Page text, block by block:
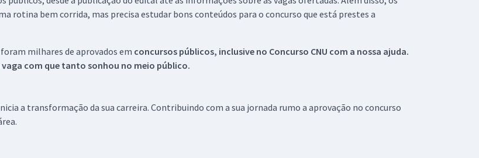
rotina bem corrida, mas precisa estudar bons conteúdos para o concurso que está prestes a
milhares de aprovados em concursos públicos, inclusive no Concurso CNU com a nossa ajuda.
vaga com que tanto sonhou no meio público.
a transformação da sua carreira. Contribuindo com a sua jornada rumo a aprovação no concurso